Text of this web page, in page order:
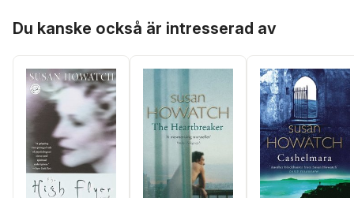
Du kanske också är intresserad av